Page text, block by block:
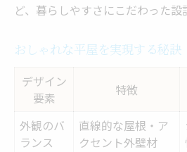
ど、暮らしやすさにこだわった設
おしゃれな平屋を実現する秘訣
デザイン
要素
特徴
外観のバ
ランス
直線的な屋根・ア
クセント外壁材